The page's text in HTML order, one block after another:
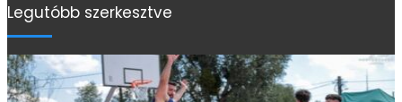
Legutóbb szerkesztve